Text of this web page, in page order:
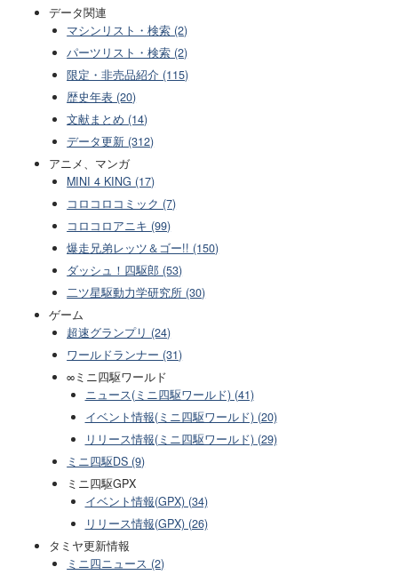
データ関連
マシンリスト・検索 (2)
パーツリスト・検索 (2)
限定・非売品紹介 (115)
歴史年表 (20)
文献まとめ (14)
データ更新 (312)
アニメ、マンガ
MINI 4 KING (17)
コロコロコミック (7)
コロコロアニキ (99)
爆走兄弟レッツ＆ゴー!! (150)
ダッシュ！四駆郎 (53)
二ツ星駆動力学研究所 (30)
ゲーム
超速グランプリ (24)
ワールドランナー (31)
∞ミニ四駆ワールド
ニュース(ミニ四駆ワールド) (41)
イベント情報(ミニ四駆ワールド) (20)
リリース情報(ミニ四駆ワールド) (29)
ミニ四駆DS (9)
ミニ四駆GPX
イベント情報(GPX) (34)
リリース情報(GPX) (26)
タミヤ更新情報
ミニ四ニュース (2)